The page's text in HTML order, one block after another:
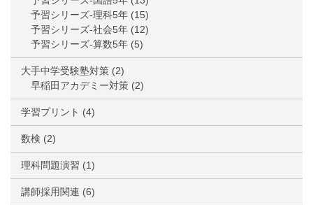
予習シリーズ-理科5年 (15)
予習シリーズ-社会5年 (12)
予習シリーズ-算数5年 (5)
大手中学受験塾対策 (2)
早稲田アカデミー対策 (2)
学習プリント (4)
数検 (2)
理科問題演習 (1)
講師採用関連 (6)